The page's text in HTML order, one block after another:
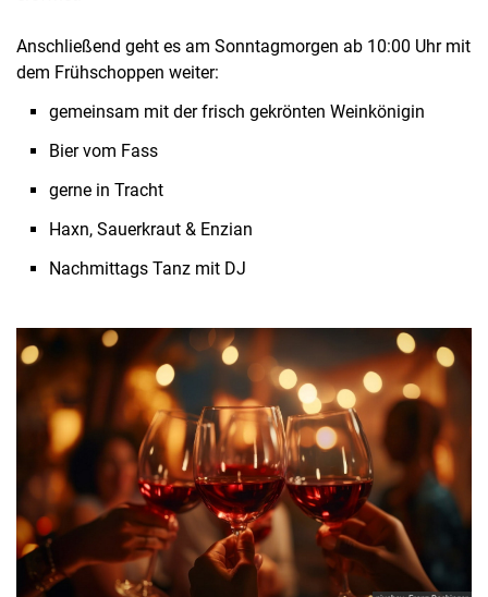
Anschließend geht es am Sonntagmorgen ab 10:00 Uhr mit
dem Frühschoppen weiter:
gemeinsam mit der frisch gekrönten Weinkönigin
Bier vom Fass
gerne in Tracht
Haxn, Sauerkraut & Enzian
Nachmittags Tanz mit DJ